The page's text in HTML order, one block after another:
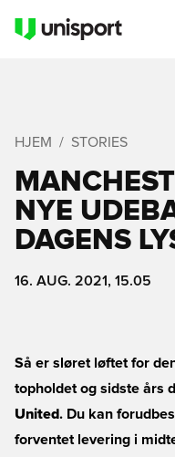
HJEM STORIES
NYE
DAGENS
16. AUG. 2021, 15.05
Så er sløret løftet for
topholdet og sidste års
United. Du kan
forventet levering i